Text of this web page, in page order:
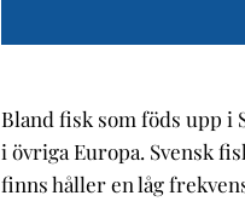
Bland fisk som föds upp i
i övriga Europa. Svensk
finns håller en låg